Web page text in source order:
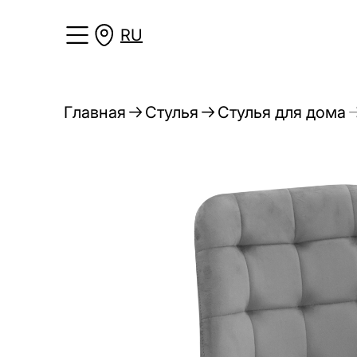
RU
Главная Стулья Стулья для дома